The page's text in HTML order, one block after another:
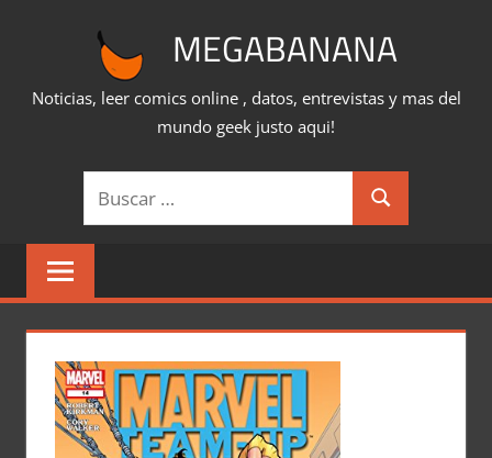
MEGABANANA
Noticias, leer comics online , datos, entrevistas y mas del
mundo geek justo aqui!
Buscar:
Buscar